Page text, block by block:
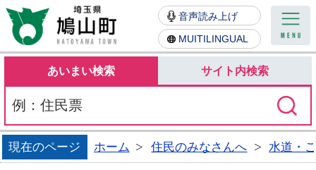
鳩山町
音声読み上げ
MUITILINGUAL
あいまい検索 サイト内検索
現在のページ ホーム 住民のみなさんへ 水道・